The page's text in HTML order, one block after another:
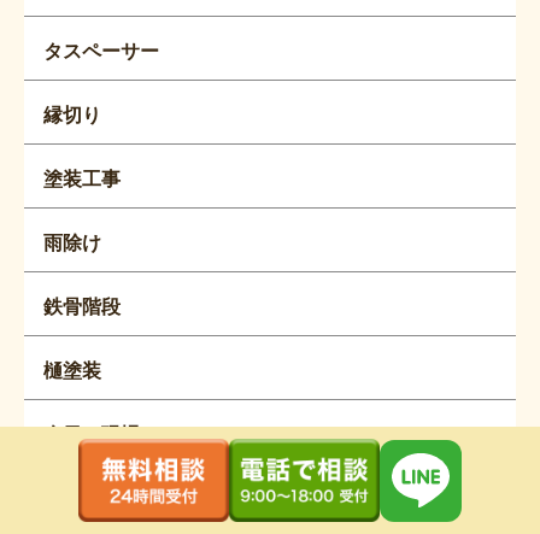
タスペーサー
縁切り
塗装工事
雨除け
鉄骨階段
樋塗装
今日の現場
大家さん